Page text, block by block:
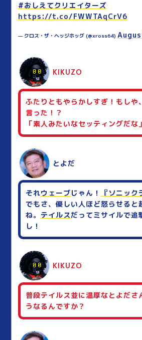
#おしえてクリエイターズ
https://t.co/FWWTAqCrV6
— クロス・ザ・ヘッジホッグ (@xross64)
KIKUZO
ふたりともやらかしすぎ！もしや
言った！？
「素人みたいなセッティングだ
とよだ
それウェーブじゃん！ 『ソニック
でもさ、優しい人ほど怒らせると
ね。 テイルスだってミサイルで追
し！
KIKUZO
普段テイルス並に温厚なとよださ
うなるんですか？